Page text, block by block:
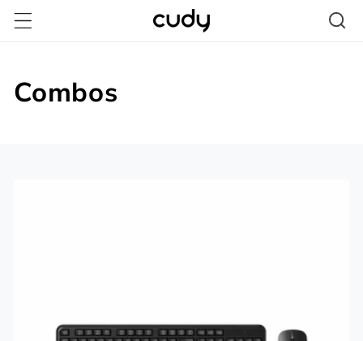
directamente
Combos